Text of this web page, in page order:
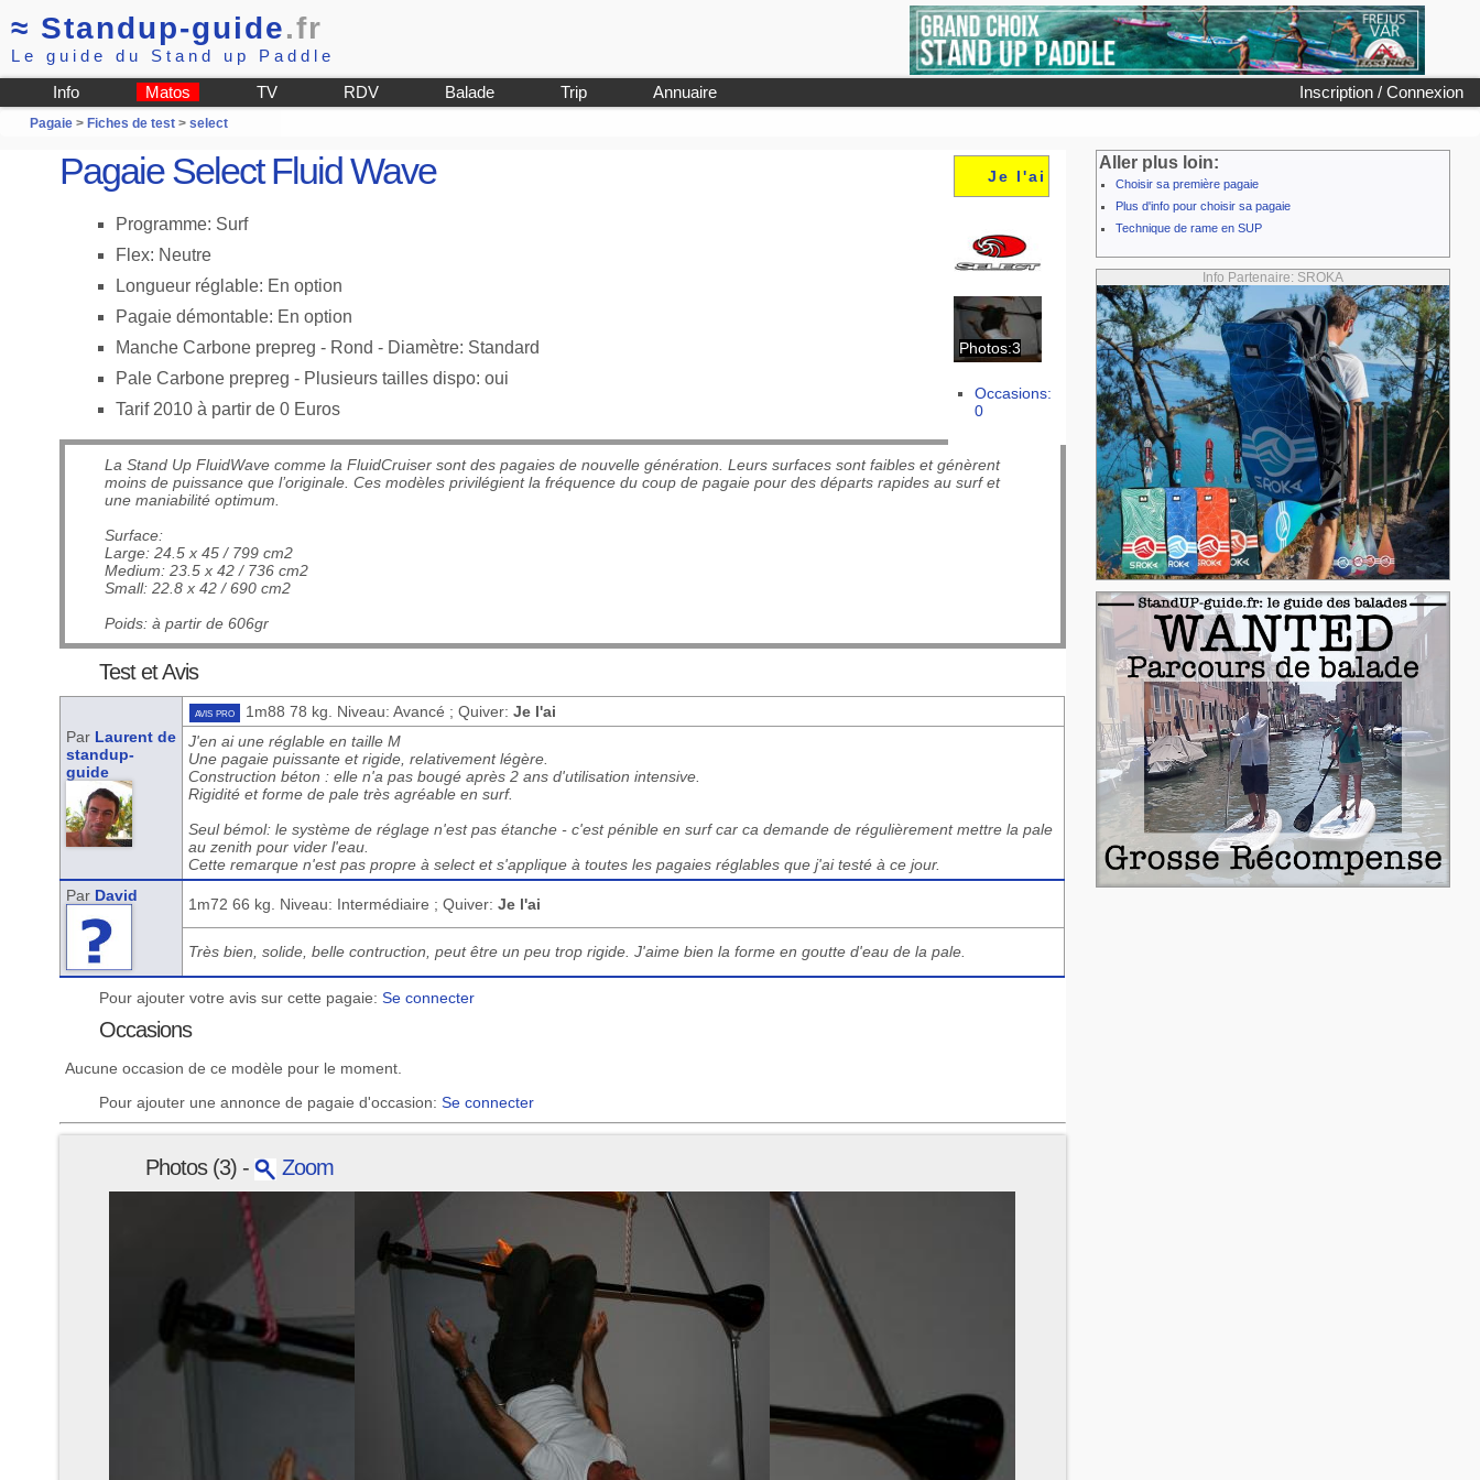
≈ Standup-guide.fr
Le guide du Stand up Paddle
Inscription / Connexion
Info Matos TV RDV Balade Trip Annuaire
Pagaie> Fiches de test> select
Je l'ai
Photos:3
Occasions:
0
Pagaie Select Fluid Wave
Programme: Surf
Flex: Neutre
Longueur réglable: En option
Pagaie démontable: En option
Manche Carbone prepreg - Rond - Diamètre: Standard
Pale Carbone prepreg - Plusieurs tailles dispo: oui
Tarif 2010 à partir de 0 Euros
La Stand Up FluidWave comme la FluidCruiser sont des pagaies de nouvelle génération. Leurs surfaces sont faibles et génèrent
moins de puissance que l’originale. Ces modèles privilégient la fréquence du coup de pagaie pour des départs rapides au surf et
une maniabilité optimum.
Surface:
Large: 24.5 x 45 / 799 cm2
Medium: 23.5 x 42 / 736 cm2
Small: 22.8 x 42 / 690 cm2
Poids: à partir de 606gr
Test et Avis
Par Laurent de
standup-
guide
avis pro 1m88 78 kg. Niveau: Avancé ; Quiver: Je l'ai
J'en ai une réglable en taille M
Une pagaie puissante et rigide, relativement légère.
Construction béton : elle n'a pas bougé après 2 ans d'utilisation intensive.
Rigidité et forme de pale très agréable en surf.
Seul bémol: le système de réglage n'est pas étanche - c'est pénible en surf car ca demande de régulièrement mettre la pale
au zenith pour vider l'eau.
Cette remarque n'est pas propre à select et s'applique à toutes les pagaies réglables que j'ai testé à ce jour.
Par David 1m72 66 kg. Niveau: Intermédiaire ; Quiver: Je l'ai
Très bien, solide, belle contruction, peut être un peu trop rigide. J'aime bien la forme en goutte d'eau de la pale.
Pour ajouter votre avis sur cette pagaie:Se connecter
Occasions
Aucune occasion de ce modèle pour le moment.
Pour ajouter une annonce de pagaie d'occasion:Se connecter
Photos (3) - Zoom
Aller plus loin:
Choisir sa première pagaie
Plus d'info pour choisir sa pagaie
Technique de rame en SUP
Info Partenaire: SROKA